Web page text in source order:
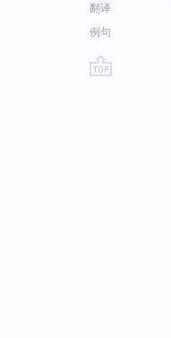
翻译
例句